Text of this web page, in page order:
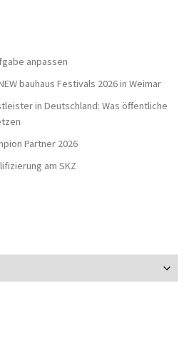
anpassen
bauhaus Festivals 2026 in Weimar
in Deutschland: Was öffentliche
Partner 2026
am SKZ